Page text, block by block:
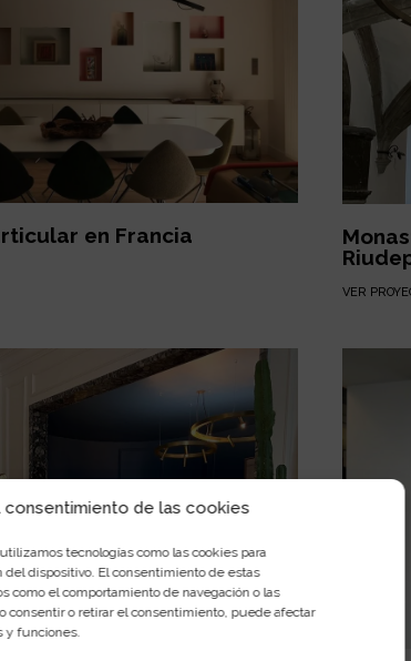
consentimiento de las cookies
tecnologías como las cookies para
del dispositivo. El consentimiento de estas
como el comportamiento de navegación o las
consentir o retirar el consentimiento, puede afectar
y funciones.
en Francia
VER